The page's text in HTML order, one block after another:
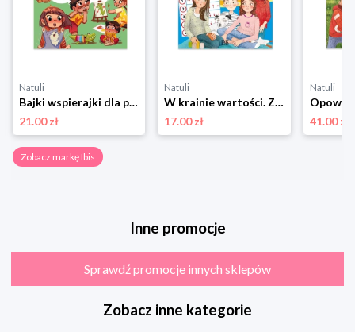
Natuli
Bajki wspierajki dla przedszkolaków Ibis
21.00 zł
Natuli
W krainie wartości. Zadania do rozkminiania Ibis
17.00 zł
Natuli
41.00 zł
Zobacz markę Ibis
Inne promocje
Sprawdź promocje innych sklepów
Zobacz inne kategorie